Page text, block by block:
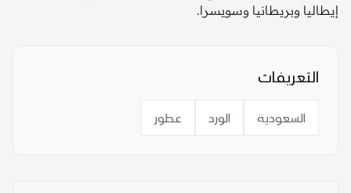
إيطاليا وبريطانيا وسويسرا.
التعريفات
السعودية الورد عطور